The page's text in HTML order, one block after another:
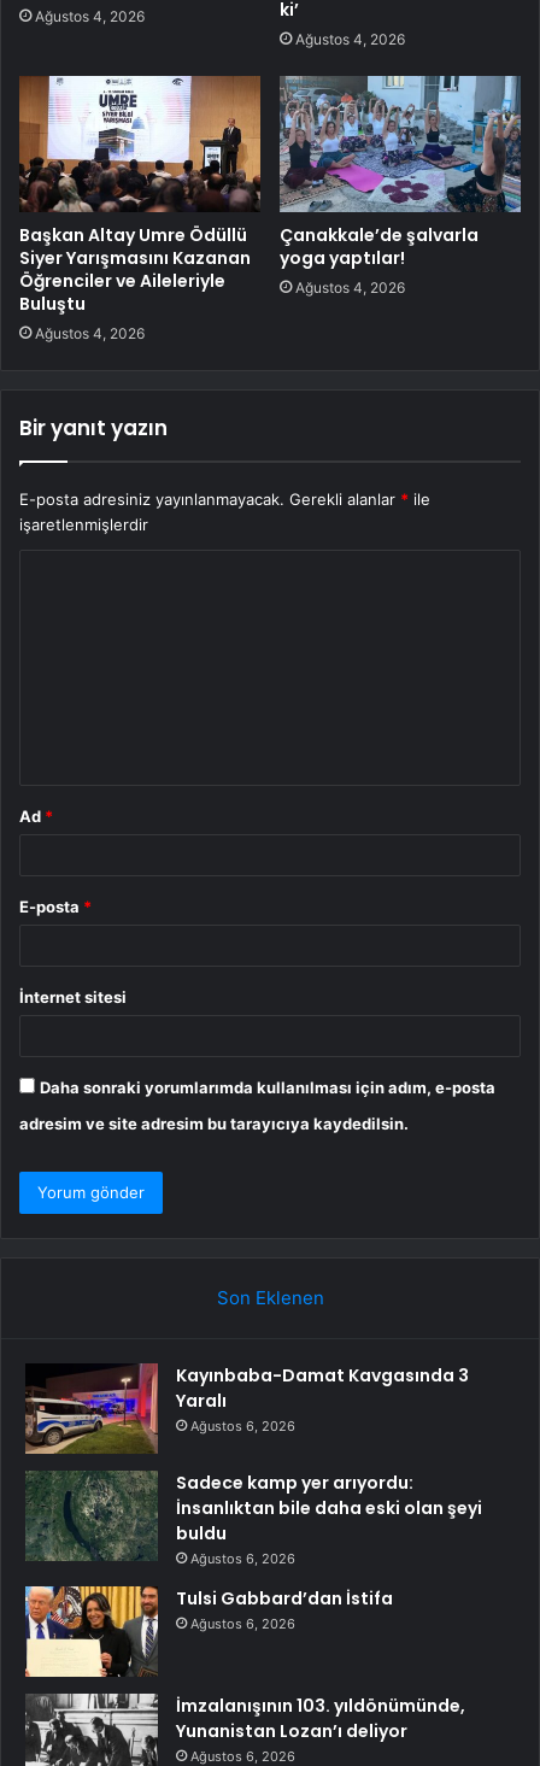
Ağustos 4, 2026 ki’
Ağustos 4, 2026
Başkan Altay Umre Ödüllü
Siyer Yarışmasını Kazanan
Öğrenciler ve Aileleriyle
Buluştu
Ağustos 4, 2026
Çanakkale’de şalvarla
yoga yaptılar!
Ağustos 4, 2026
Bir yanıt yazın
E-posta adresiniz yayınlanmayacak. Gerekli alanlar * ile
işaretlenmişlerdir
Ad *
E-posta *
İnternet sitesi
Daha sonraki yorumlarımda kullanılması için adım, e-posta
adresim ve site adresim bu tarayıcıya kaydedilsin.
Son Eklenen
Kayınbaba-Damat Kavgasında 3
Yaralı
Ağustos 6, 2026
Sadece kamp yer arıyordu:
İnsanlıktan bile daha eski olan şeyi
buldu
Ağustos 6, 2026
Tulsi Gabbard’dan İstifa
Ağustos 6, 2026
İmzalanışının 103. yıldönümünde,
Yunanistan Lozan’ı deliyor
Ağustos 6, 2026